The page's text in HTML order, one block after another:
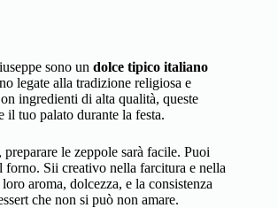
sono un dolce tipico italiano
legate alla tradizione religiosa e
ingredienti di alta qualità, queste
il tuo palato durante la festa.
le zeppole sarà facile. Puoi
forno. Sii creativo nella farcitura e nella
aroma, dolcezza, e la consistenza
che non si può non amare.